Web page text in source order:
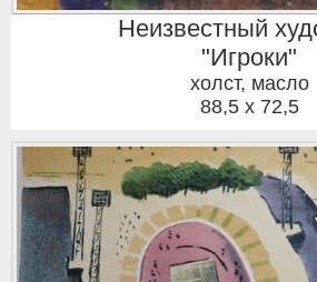
Неизвестный
"Игроки"
холст, масло
88,5 x 72,5